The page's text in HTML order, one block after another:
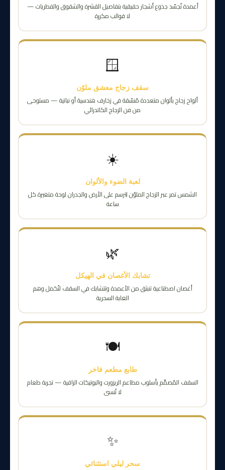
أعمدة تُجسّد جذوع أشجار حقيقية بتفاصيل القشرة والشقوق والفطريات —
لا قوالب مكررة
🪟
سقف زجاج معشق ملوّن
ألواح زجاج بألوان متعددة مُنسّقة في زخارف هندسية أو نباتية — مستوحى
من فن الزجاج الكاتدرائي
☀️
لعبة الضوء والألوان
الشمس تمر عبر الزجاج الملوّن لترسم على الأرض والجدران لوحة متغيرة كل
ساعة
🌿
تشابك الأغصان في الهيكل
أغصان اصطناعية تنبثق من الأعمدة وتتشابك في السقف لتُكمل وهم
الغابة السحرية
🍽️
طابع مطعم فاخر
السقف المُصمَّم بأسلوب مطاعم الريزورت والبوتيكات الراقية — تجربة طعام
لا تُنسى
✨
سحر ليلي استثنائي